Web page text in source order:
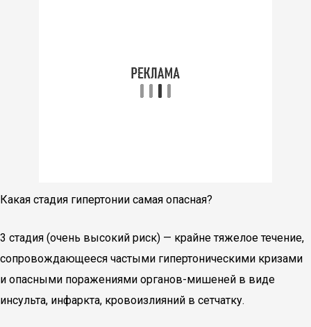
Какая стадия гипертонии самая опасная?
3 стадия (очень высокий риск) — крайне тяжелое течение,
сопровождающееся частыми гипертоническими кризами
и опасными поражениями органов-мишеней в виде
инсульта, инфаркта, кровоизлияний в сетчатку.